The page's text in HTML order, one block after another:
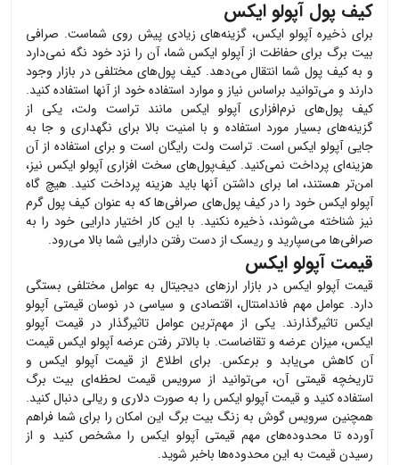
کیف پول آپولو ایکس
برای ذخیرهآپولو ایکس، گزینه‌های زیادی پیش روی شماست. صرافی
بیت برگ برای حفاظت ازآپولو ایکسشما، آن را نزد خود نگه نمی‌دارد
و به کیف پول شما انتقال می‌دهد. کیف پول‌های مختلفی در بازار وجود
دارند و می‌توانید براساس نیاز و موارد استفاده خود از آنها استفاده کنید.
کیف پول‌های نرم‌افزاریآپولو ایکس مانند تراست ولت، یکی از
گزینه‌های بسیار مورد استفاده و با امنیت بالا برای نگهداری و جا به
جاییآپولو ایکساست. تراست ولت رایگان است و برای استفاده از آن
هزینه‌ای پرداخت نمی‌کنید. کیف‌پول‌های سخت افزاریآپولو ایکس نیز،
امن‌تر هستند، اما برای داشتن آنها باید هزینه پرداخت کنید. هیچ گاه
آپولو ایکسخود را در کیف پول‌های صرافی‌ها که به عنوان کیف پول گرم
نیز شناخته می‌شوند، ذخیره نکنید. با این کار اختیار دارایی خود را به
صرافی‌ها می‌سپارید و ریسک از دست رفتن دارایی شما بالا می‌رود.
قیمت آپولو ایکس
قیمتآپولو ایکس در بازار ارزهای دیجیتال به عوامل مختلفی بستگی
دارد. عوامل مهم فاندامنتال، اقتصادی و سیاسی در نوسان قیمتیآپولو
ایکس تاثیرگذارند. یکی از مهم‌ترین عوامل تاثیرگذار در قیمتآپولو
ایکس، میزان عرضه و تقاضاست. با بالاتر رفتن عرضهآپولو ایکسقیمت
آن کاهش می‌یابد و برعکس. برای اطلاع از قیمتآپولو ایکسو
تاریخچه قیمتی آن، می‌توانید از سرویس قیمت لحظه‌ای بیت برگ
استفاده کنید و قیمتآپولو ایکس را به صورت دلاری و ریالی دنبال کنید.
همچنین سرویس گوش به زنگ بیت برگ این امکان را برای شما فراهم
آورده تا محدوده‌های مهم قیمتیآپولو ایکسرا مشخص کنید و از
رسیدن قیمت به این محدوده‌ها باخبر شوید.